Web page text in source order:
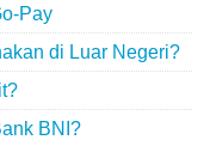
Pay
di Luar Negeri?
BNI?